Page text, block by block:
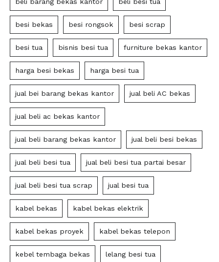
beli barang bekas kantor beli besi tua
besi bekas besi rongsok besi scrap
besi tua bisnis besi tua furniture bekas kantor
harga besi bekas harga besi tua
jual bei barang bekas kantor jual beli AC bekas
jual beli ac bekas kantor
jual beli barang bekas kantor jual beli besi bekas
jual beli besi tua jual beli besi tua partai besar
jual beli besi tua scrap jual besi tua
kabel bekas kabel bekas elektrik
kabel bekas proyek kabel bekas telepon
kebel tembaga bekas lelang besi tua